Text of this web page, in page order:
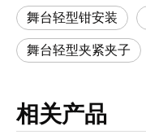
舞台轻型钳安装
舞台轻型夹紧夹子
相关产品